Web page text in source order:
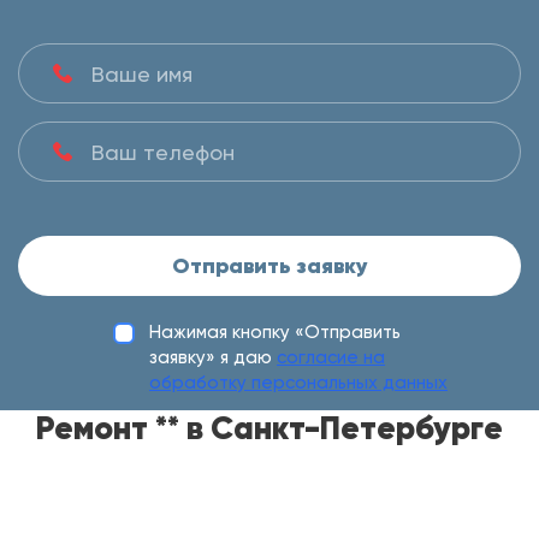
Отправить заявку
Нажимая кнопку «Отправить
заявку» я даю согласие на
обработку персональных данных
Ремонт ** в Санкт-Петербурге